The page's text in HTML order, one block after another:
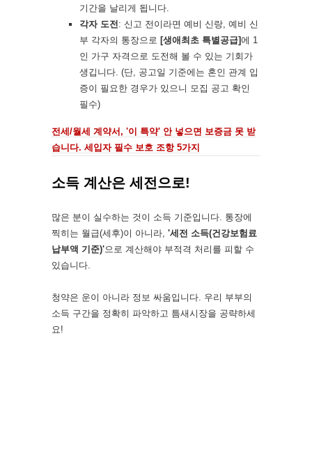
기간을 날리게 됩니다.
각자 도전: 신고 전이라면 예비 신랑, 예비 신
부 각자의 통장으로 [생애최초 특별공급]에 1
인 가구 자격으로 도전해 볼 수 있는 기회가
생깁니다. (단, 공고일 기준에는 혼인 관계 입
증이 필요한 경우가 있으니 모집 공고 확인
필수)
전세/월세 계약서, '이 특약' 안 넣으면 보증금 못 받
습니다. 세입자 필수 보호 조항 5가지
소득 계산은 세전으로!
많은 분이 실수하는 것이 소득 기준입니다. 통장에
찍히는 월급(세후)이 아니라, '세전 소득(건강보험료
납부액 기준)'으로 계산해야 부적격 처리를 피할 수
있습니다.
청약은 운이 아니라 정보 싸움입니다. 우리 부부의
소득 구간을 정확히 파악하고 틈새시장을 공략하세
요!